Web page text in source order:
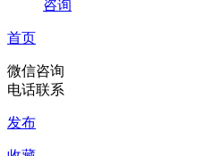
咨询
首页
微信咨询
电话联系
发布